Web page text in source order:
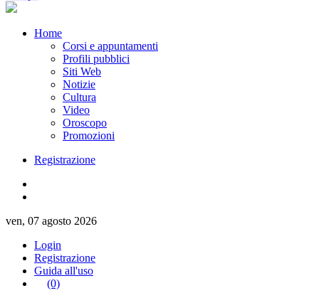
Home
Corsi e appuntamenti
Profili pubblici
Siti Web
Notizie
Cultura
Video
Oroscopo
Promozioni
Registrazione
ven, 07 agosto 2026
Login
Registrazione
Guida all'uso
(0)